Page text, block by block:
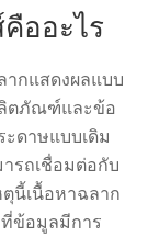
ออะไร
ากแสดงผลแบบ
ลิตภัณฑ์และข้อ
ดาษแบบเดิม
รถเชื่อมต่อกับ
ตุนี้เนื้อหาฉลาก
ที่ข้อมูลมีการ